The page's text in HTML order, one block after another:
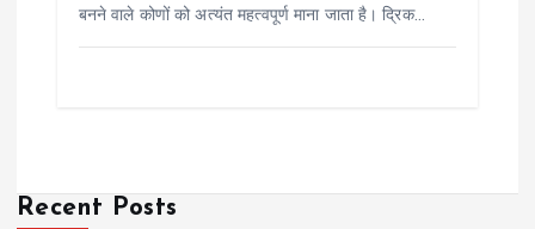
बनने वाले कोणों को अत्यंत महत्वपूर्ण माना जाता है। द्रिक…
Recent Posts